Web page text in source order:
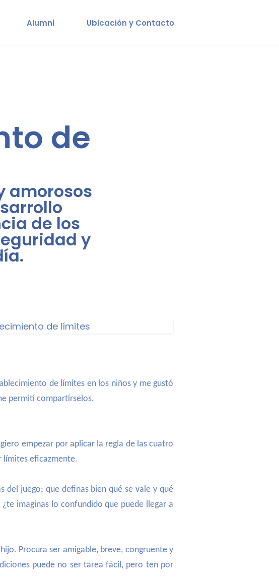
Alumni Ubicación y Contacto
de
amorosos
de los
y
de límites en los niños y me gustó
permití compartírselos.
empezar por aplicar la regla de las cuatro
límites eficazmente.
del juego; que definas bien qué se vale y qué
imaginas lo confundido que puede llegar a
Procura ser amigable, breve, congruente y
puede no ser tarea fácil, pero ten por